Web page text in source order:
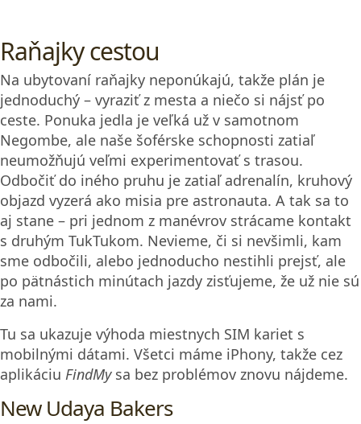
Raňajky cestou
Na ubytovaní raňajky neponúkajú, takže plán je
jednoduchý – vyraziť z mesta a niečo si nájsť po
ceste. Ponuka jedla je veľká už v samotnom
Negombe, ale naše šoférske schopnosti zatiaľ
neumožňujú veľmi experimentovať s trasou.
Odbočiť do iného pruhu je zatiaľ adrenalín, kruhový
objazd vyzerá ako misia pre astronauta. A tak sa to
aj stane – pri jednom z manévrov strácame kontakt
s druhým TukTukom. Nevieme, či si nevšimli, kam
sme odbočili, alebo jednoducho nestihli prejsť, ale
po pätnástich minútach jazdy zisťujeme, že už nie sú
za nami.
Tu sa ukazuje výhoda miestnych SIM kariet s
mobilnými dátami. Všetci máme iPhony, takže cez
aplikáciu FindMysa bez problémov znovu nájdeme.
New Udaya Bakers